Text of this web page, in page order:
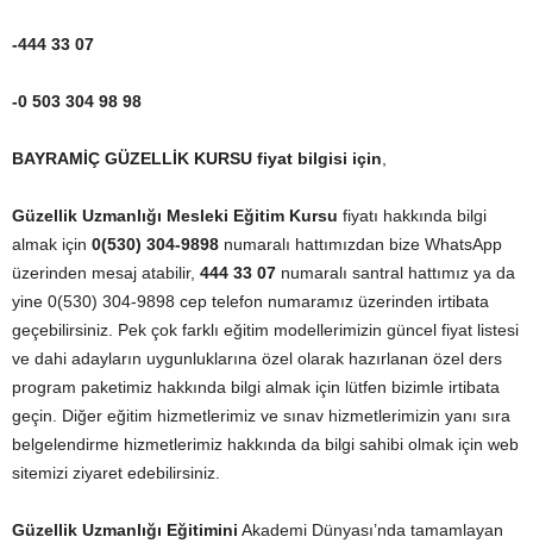
-444 33 07
-0 503 304 98 98
BAYRAMİÇ GÜZELLİK KURSU fiyat bilgisi için,
Güzellik Uzmanlığı Mesleki Eğitim Kursu fiyatı hakkında bilgi
almak için 0(530) 304-9898 numaralı hattımızdan bize WhatsApp
üzerinden mesaj atabilir, 444 33 07 numaralı santral hattımız ya da
yine 0(530) 304-9898 cep telefon numaramız üzerinden irtibata
geçebilirsiniz. Pek çok farklı eğitim modellerimizin güncel fiyat listesi
ve dahi adayların uygunluklarına özel olarak hazırlanan özel ders
program paketimiz hakkında bilgi almak için lütfen bizimle irtibata
geçin. Diğer eğitim hizmetlerimiz ve sınav hizmetlerimizin yanı sıra
belgelendirme hizmetlerimiz hakkında da bilgi sahibi olmak için web
sitemizi ziyaret edebilirsiniz.
Güzellik Uzmanlığı Eğitimini Akademi Dünyası’nda tamamlayan